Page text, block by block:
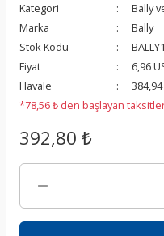
Kategori
Bally
Marka
Bally
Stok Kodu
Fiyat
6,96
Havale
*78,56 ₺ den başlayan
392,80 ₺